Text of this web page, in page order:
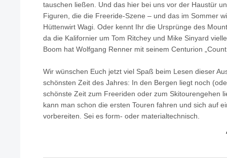
tauschen ließen. Und das hier bei uns vor der Haustür
Figuren, die die Freeride-Szene – und das im Sommer
Hüttenwirt Wagi. Oder kennt Ihr die Ursprünge des
da die Kalifornier um Tom Ritchey und Mike Sinyard
Boom hat Wolfgang Renner mit seinem Centurion
Wir wünschen Euch jetzt viel Spaß beim Lesen dieser
schönsten Zeit des Jahres: In den Bergen liegt noch
schönste Zeit zum Freeriden oder zum Skitourengehen
kann man schon die ersten Touren fahren und sich auf
vorbereiten. Sei es form- oder materialtechnisch.